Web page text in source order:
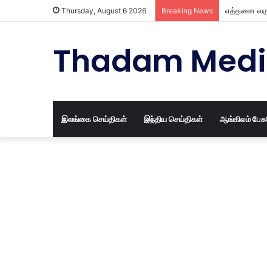
Thursday, August 6 2026 Breaking News எத்தனை
Thadam
இலங்கை செய்திகள் இந்திய செய்திகள் ஆங்கிலம்